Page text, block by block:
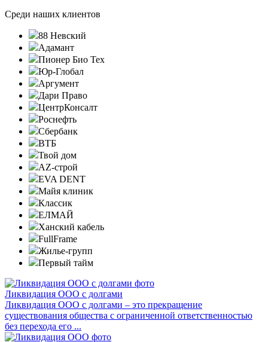
Среди наших клиентов
88 Невский
Адамант
Пионер Био Тех
Юр-Глобал
Аргумент
Дари Право
ЦентрКонсалт
Роснефть
Сбербанк
ВТБ
Твой дом
AZ-строй
EVA DENT
Майя клиник
Классик
ЕЛМАЙ
Ханский кабель
FullFrame
Жилье-групп
Первый тайм
Ликвидация ООО с долгами
Ликвидация ООО с долгами – это прекращение
существования общества с ограниченной ответственностью
без перехода его ...